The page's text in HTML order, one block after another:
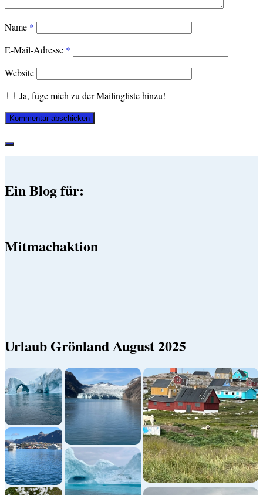
Name *
E-Mail-Adresse *
Website
Ja, füge mich zu der Mailingliste hinzu!
Ein Blog für:
Mitmachaktion
Urlaub Grönland August 2025